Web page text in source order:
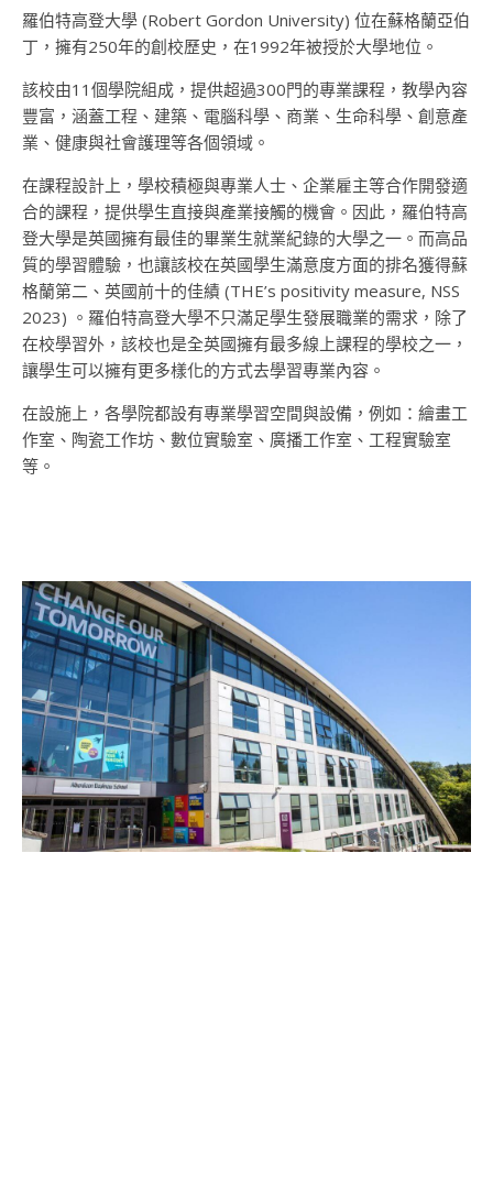
羅伯特高登大學 (Robert Gordon University) 位在蘇格蘭亞伯
丁，擁有250年的創校歷史，在1992年被授於大學地位。
該校由11個學院組成，提供超過300門的專業課程，教學內容
豐富，涵蓋工程、建築、電腦科學、商業、生命科學、創意產
業、健康與社會護理等各個領域。
在課程設計上，學校積極與專業人士、企業雇主等合作開發適
合的課程，提供學生直接與產業接觸的機會。因此，羅伯特高
登大學是英國擁有最佳的畢業生就業紀錄的大學之一。而高品
質的學習體驗，也讓該校在英國學生滿意度方面的排名獲得蘇
格蘭第二、英國前十的佳績 (THE’s positivity measure, NSS
2023) 。羅伯特高登大學不只滿足學生發展職業的需求，除了
在校學習外，該校也是全英國擁有最多線上課程的學校之一，
讓學生可以擁有更多樣化的方式去學習專業內容。
在設施上，各學院都設有專業學習空間與設備，例如：繪畫工
作室、陶瓷工作坊、數位實驗室、廣播工作室、工程實驗室
等。